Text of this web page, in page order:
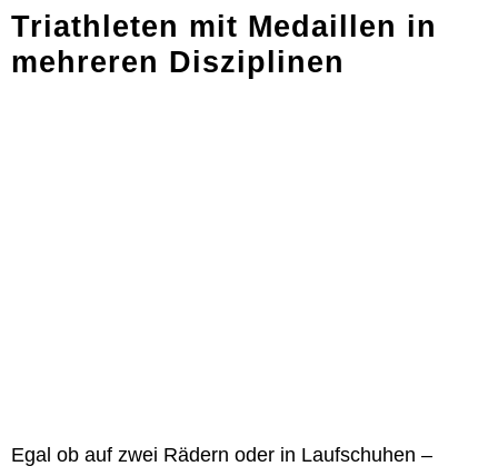
Triathleten mit Medaillen in
mehreren Disziplinen
Egal ob auf zwei Rädern oder in Laufschuhen –